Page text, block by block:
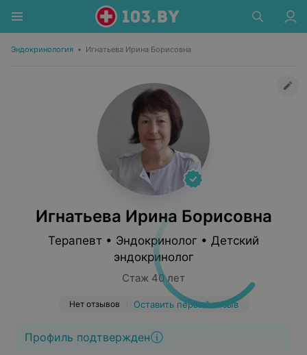
Эндокринология • Игнатьева Ирина Борисовна
Игнатьева Ирина Борисовна
Терапевт • Эндокринолог • Детский
эндокринолог
Стаж 40 лет
Нет отзывов Оставить первый отзыв
Профиль подтвержден